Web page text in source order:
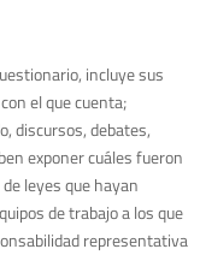
incluye sus
el que cuenta;
discursos, debates,
exponer cuáles fueron
leyes que hayan
de trabajo a los que
representativa